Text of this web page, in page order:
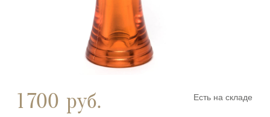
Есть на складе
1 700 руб.